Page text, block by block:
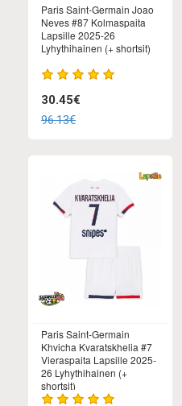
Paris Saint-Germain Joao
Neves #87 Kolmaspaita
Lapsille 2025-26
Lyhythihainen (+ shortsit)
30.45€
96.13€
Paris Saint-Germain
Khvicha Kvaratskhelia #7
Vieraspaita Lapsille 2025-
26 Lyhythihainen (+
shortsit)